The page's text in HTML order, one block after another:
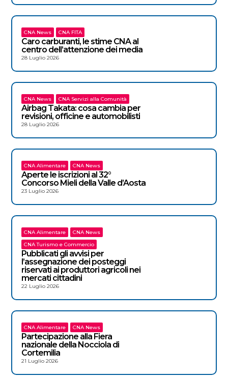
CNA News CNA FITA
Caro carburanti, le stime CNA al
centro dell’attenzione dei media
28 Luglio 2026
CNA News CNA Servizi alla Comunità
Airbag Takata: cosa cambia per
revisioni, officine e automobilisti
28 Luglio 2026
CNA Alimentare CNA News
Aperte le iscrizioni al 32°
Concorso Mieli della Valle d’Aosta
23 Luglio 2026
CNA Alimentare
CNA News
CNA Turismo e Commercio
Pubblicati gli avvisi per
l’assegnazione dei posteggi
riservati ai produttori agricoli nei
mercati cittadini
22 Luglio 2026
CNA Alimentare CNA News
Partecipazione alla Fiera
nazionale della Nocciola di
Cortemilia
21 Luglio 2026